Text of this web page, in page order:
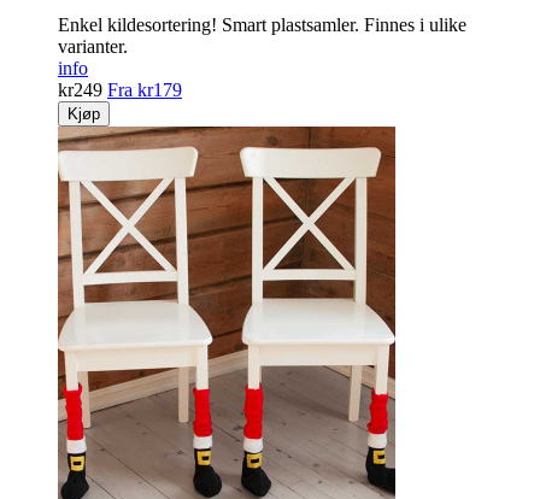
Enkel kildesortering! Smart plastsamler. Finnes i ulike
varianter.
info
kr249 Fra kr179
Kjøp